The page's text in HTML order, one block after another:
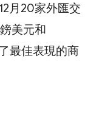
月20家外匯交
美元和
最佳表現的商